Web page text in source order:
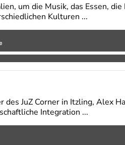
um die Musik, das Essen,
Kulturen ...
JuZ Corner in Itzling, Alex
Integration ...